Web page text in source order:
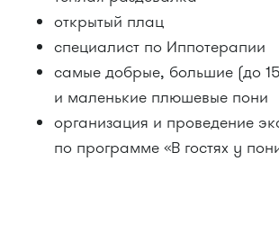
открытый плац
специалист по Иппотерапии
самые добрые, большие (до
и маленькие плюшевые пони
организация и проведение
по программе «В гостях у